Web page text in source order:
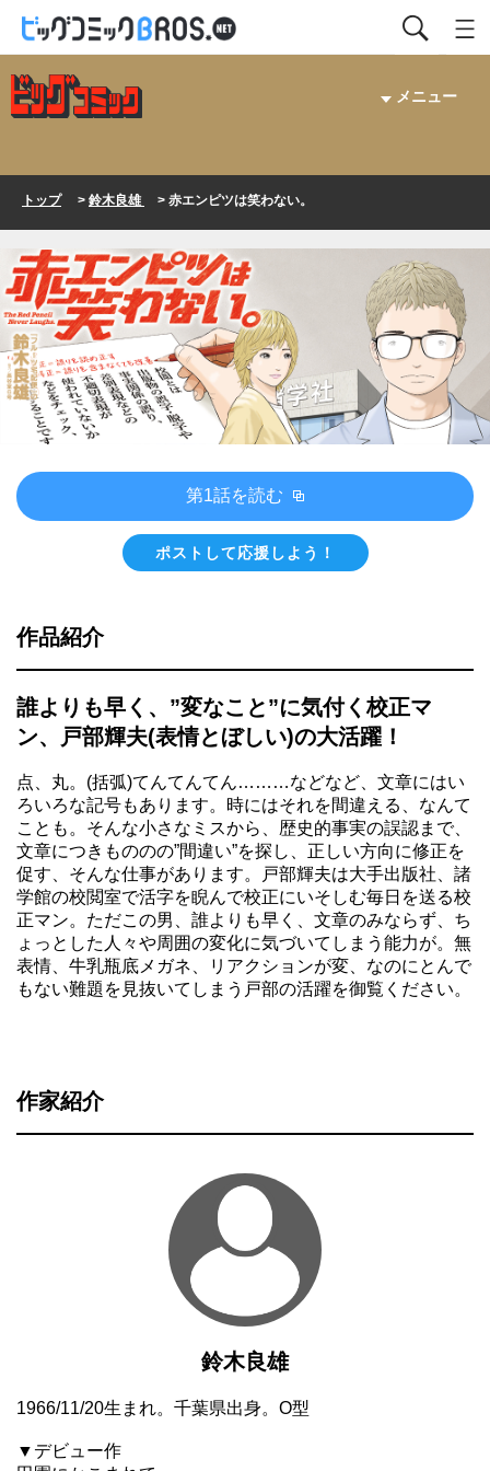
メニュー
トップ> 鈴木良雄 > 赤エンピツは笑わない。
第1話を読む
ポストして応援しよう！
作家紹介
鈴木良雄
1966/11/20生まれ。千葉県出身。O型
▼デビュー作
作品紹介
誰よりも早く、”変なこと”に気付く校正マ
ン、戸部輝夫(表情とぼしい)の大活躍！
点、丸。(括弧)てんてんてん………などなど、文章にはい
ろいろな記号もあります。時にはそれを間違える、なんて
ことも。そんな小さなミスから、歴史的事実の誤認まで、
文章につきもののの”間違い”を探し、正しい方向に修正を
促す、そんな仕事があります。戸部輝夫は大手出版社、諸
学館の校閲室で活字を睨んで校正にいそしむ毎日を送る校
正マン。ただこの男、誰よりも早く、文章のみならず、ち
ょっとした人々や周囲の変化に気づいてしまう能力が。無
表情、牛乳瓶底メガネ、リアクションが変、なのにとんで
もない難題を見抜いてしまう戸部の活躍を御覧ください。